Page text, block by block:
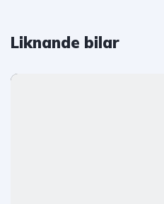
Liknande bilar